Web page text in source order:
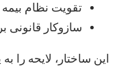
تقویت نظام
سازوکار قانونی
این ساختار، لایحه را